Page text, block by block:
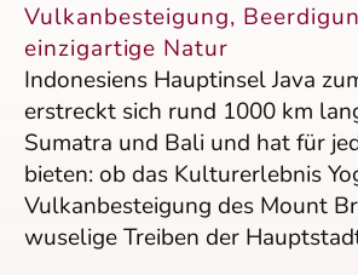
Vulkanbesteigung,
einzigartige Natur
Indonesiens Hauptinsel Java
erstreckt sich rund 1000 km
Sumatra und Bali und hat für
bieten: ob das Kulturerlebnis
Vulkanbesteigung des Mount
wuselige Treiben der